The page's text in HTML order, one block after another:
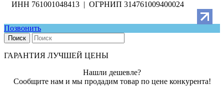
ИНН 761001048413 | ОГРНИП 314761009400024
Позвонить
Поиск
ГАРАНТИЯ ЛУЧШЕЙ ЦЕНЫ
Нашли дешевле?
Сообщите нам и мы продадим товар по цене конкурента!